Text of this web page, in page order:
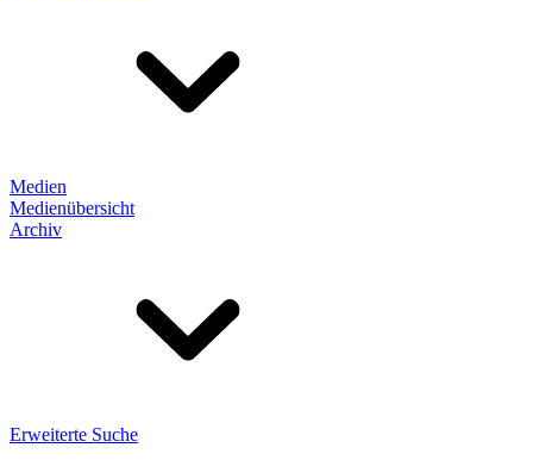
Medien
Medienübersicht
Archiv
Erweiterte Suche